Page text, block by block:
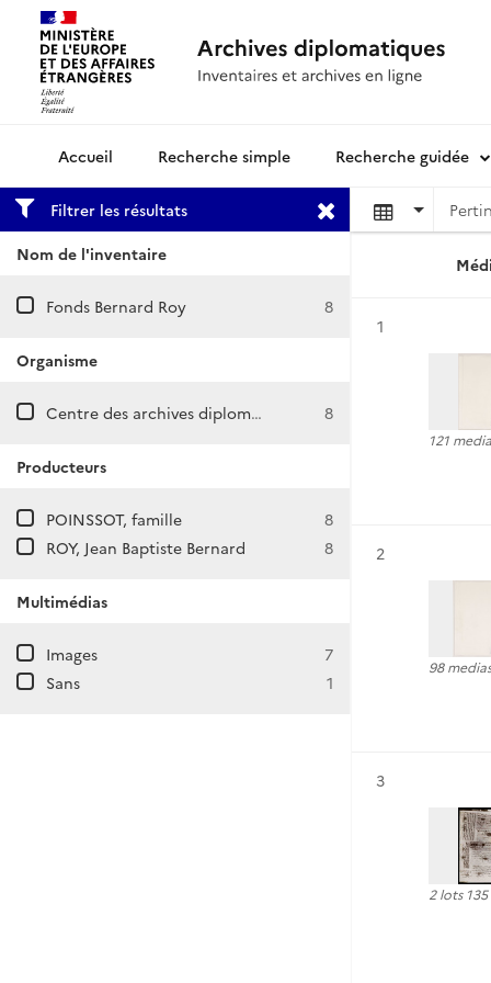
Archives diplomatiquesRecherche simple Recherche guidée
Filtrer les résultats
Nom de l'inventaire
Fonds Bernard Roy 8
Organisme
Centre des archives diplomatiques de Nantes 8
Producteurs
POINSSOT, famille
8
ROY, Jean Baptiste Bernard
8
Multimédias
Images
7
Sans
1
Résultat n°
1
121
Résultat n°
2
98 medias
Résultat n°
3
2 lots